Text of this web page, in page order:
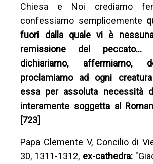
Chiesa e Noi crediamo
confessiamo semplicemente
fuori dalla quale vi è
remissione del peccato…
dichiariamo, affermiamo,
proclamiamo ad ogni
essa per assoluta necessità
interamente soggetta al
[723]
Papa Clemente V, Concilio di
30, 1311-1312, ex-cathedra: